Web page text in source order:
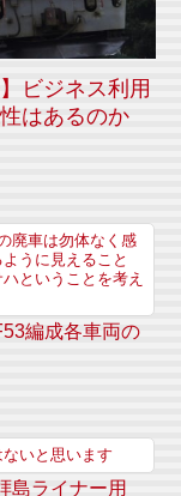
ビジネス利用
はあるのか
廃車は勿体なく感
うに見えること
ということを考え
編成各車両の
いと思います
島ライナー用